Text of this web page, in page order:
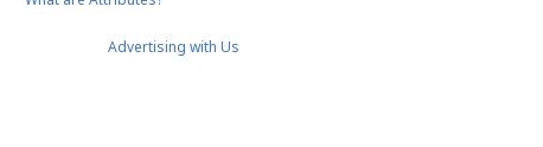
Advertising with Us